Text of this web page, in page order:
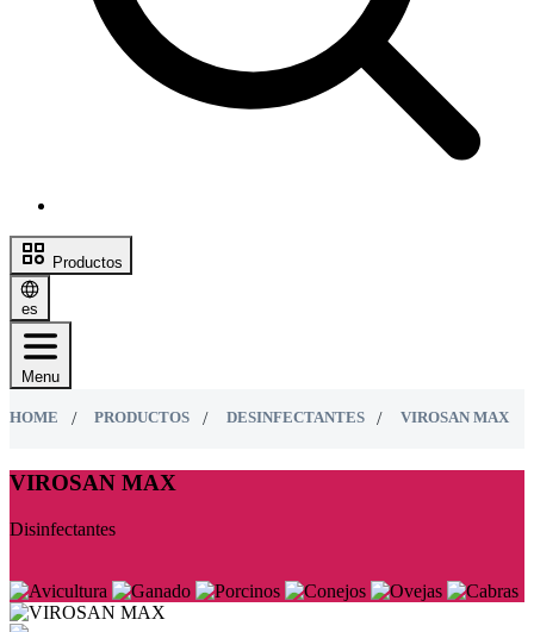
Productos
es
Menu
HOME PRODUCTOS DESINFECTANTES VIROSAN MAX
VIROSAN MAX
Disinfectantes